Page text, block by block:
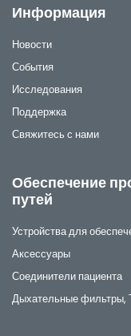
Информация
Новости
События
Исследования
Поддержка
Свяжитесь с нами
Обеспечение
путей
Устройства для
Аксессуары
Соединители пациента
Дыхательные